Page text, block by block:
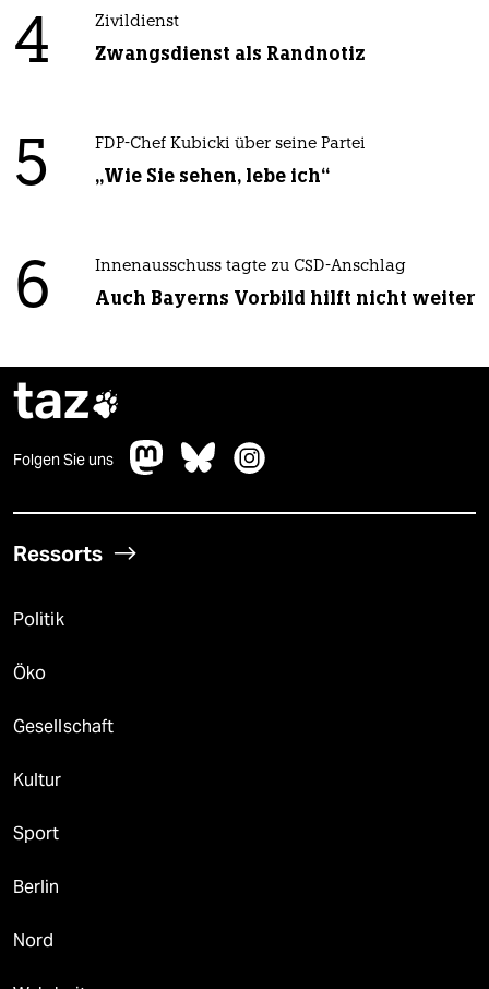
4 Zivildienst
Zwangsdienst als Randnotiz
5 FDP-Chef Kubicki über seine Partei
„Wie Sie sehen, lebe ich“
6 Innenausschuss tagte zu CSD-Anschlag
Auch Bayerns Vorbild hilft nicht weiter
taz
Folgen Sie uns
Ressorts
Politik
Öko
Gesellschaft
Kultur
Sport
Berlin
Nord